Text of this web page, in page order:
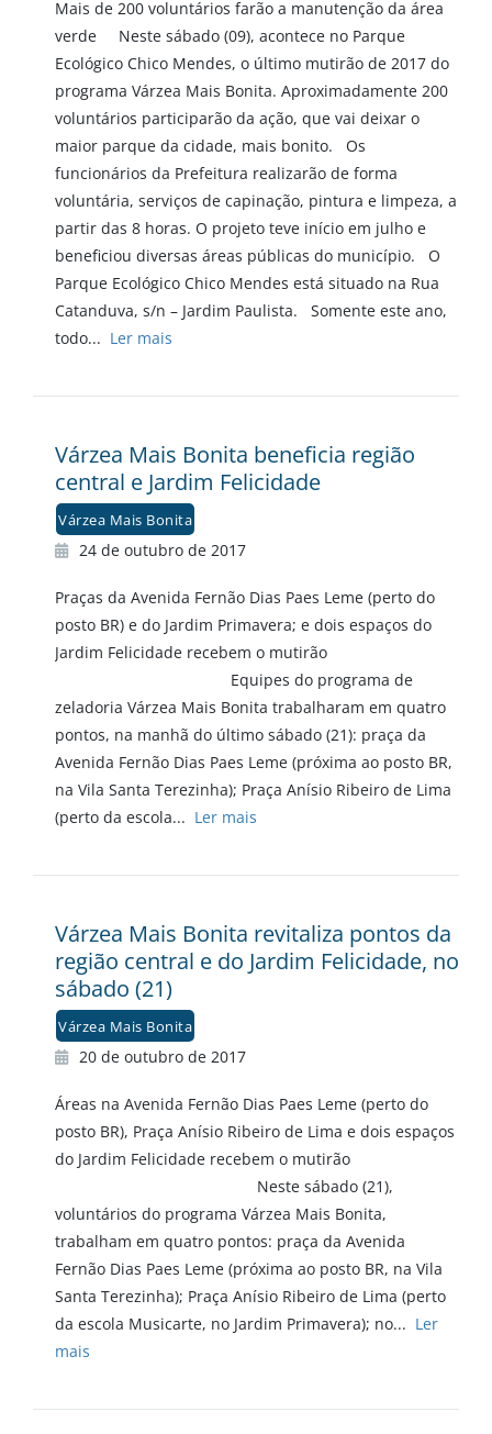
Mais de 200 voluntários farão a manutenção da área
verde Neste sábado (09), acontece no Parque
Ecológico Chico Mendes, o último mutirão de 2017 do
programa Várzea Mais Bonita. Aproximadamente 200
voluntários participarão da ação, que vai deixar o
maior parque da cidade, mais bonito. Os
funcionários da Prefeitura realizarão de forma
voluntária, serviços de capinação, pintura e limpeza, a
partir das 8 horas. O projeto teve início em julho e
beneficiou diversas áreas públicas do município. O
Parque Ecológico Chico Mendes está situado na Rua
Catanduva, s/n – Jardim Paulista. Somente este ano,
todo... Ler mais
Várzea Mais Bonita beneficia região
central e Jardim Felicidade
Várzea Mais Bonita
24 de outubro de 2017
Praças da Avenida Fernão Dias Paes Leme (perto do
posto BR) e do Jardim Primavera; e dois espaços do
Jardim Felicidade recebem o mutirão
Equipes do programa de
zeladoria Várzea Mais Bonita trabalharam em quatro
pontos, na manhã do último sábado (21): praça da
Avenida Fernão Dias Paes Leme (próxima ao posto BR,
na Vila Santa Terezinha); Praça Anísio Ribeiro de Lima
(perto da escola... Ler mais
Várzea Mais Bonita revitaliza pontos da
região central e do Jardim Felicidade, no
sábado (21)
Várzea Mais Bonita
20 de outubro de 2017
Áreas na Avenida Fernão Dias Paes Leme (perto do
posto BR), Praça Anísio Ribeiro de Lima e dois espaços
do Jardim Felicidade recebem o mutirão
Neste sábado (21),
voluntários do programa Várzea Mais Bonita,
trabalham em quatro pontos: praça da Avenida
Fernão Dias Paes Leme (próxima ao posto BR, na Vila
Santa Terezinha); Praça Anísio Ribeiro de Lima (perto
da escola Musicarte, no Jardim Primavera); no... Ler
mais